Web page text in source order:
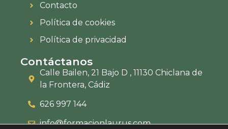
Contacto
Política de cookies
Política de privacidad
Contáctanos
Calle Bailen, 21 Bajo D , 11130 Chiclana de
la Frontera, Cádiz
626 997 144
info@formacionlaurus.com